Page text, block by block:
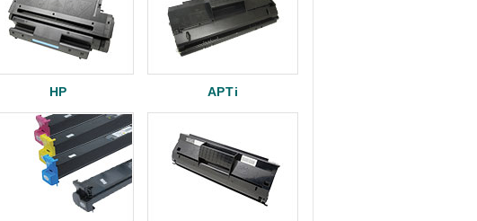
HP APTi